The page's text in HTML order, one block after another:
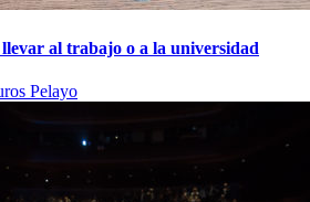
al trabajo o a la universidad
Pelayo